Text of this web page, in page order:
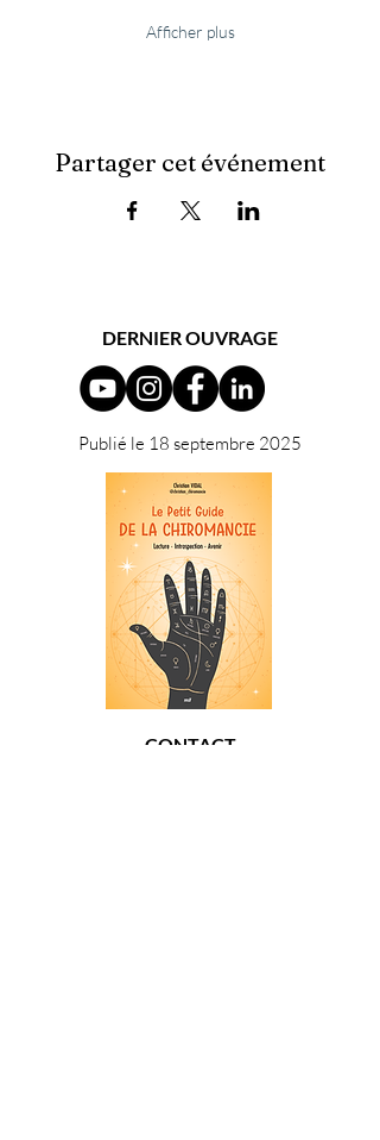
Afficher plus
Partager cet événement
DERNIER OUVRAGE
Publié le 18 septembre 2025
CONTACT